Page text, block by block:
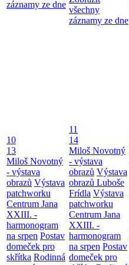
záznamy ze dne
všechny
záznamy ze dne
10
13
Miloš Novotný
- výstava
obrazů Výstava
patchworku
Centrum Jana
XXIII. -
harmonogram
na srpen Postav
domeček pro
skřítka Rodinná
11
14
Miloš Novotný
- výstava
obrazů Výstava
obrazů Luboše
Frídla Výstava
patchworku
Centrum Jana
XXIII. -
harmonogram
na srpen Postav
domeček pro